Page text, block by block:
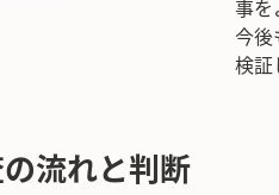
事を
今後
検証
流れと判断